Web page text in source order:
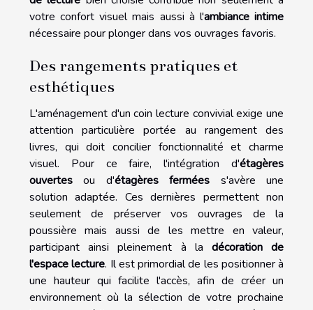
votre confort visuel mais aussi à l'ambiance intime
nécessaire pour plonger dans vos ouvrages favoris.
Des rangements pratiques et
esthétiques
L'aménagement d'un coin lecture convivial exige une
attention particulière portée au rangement des
livres, qui doit concilier fonctionnalité et charme
visuel. Pour ce faire, l'intégration d'étagères
ouvertes ou d'étagères fermées s'avère une
solution adaptée. Ces dernières permettent non
seulement de préserver vos ouvrages de la
poussière mais aussi de les mettre en valeur,
participant ainsi pleinement à la décoration de
l'espace lecture. Il est primordial de les positionner à
une hauteur qui facilite l'accès, afin de créer un
environnement où la sélection de votre prochaine